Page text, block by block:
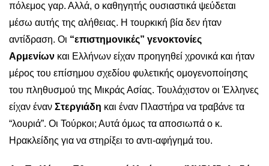
πόλεμος γαρ. Αλλά, ο καθηγητής ουσιαστικά ψεύδεται
μέσω αυτής της αλήθειας. Η τουρκική βία δεν ήταν
αντίδραση. Οι “επιστημονικές” γενοκτονίες
Αρμενίων και Ελλήνων είχαν προηγηθεί χρονικά και ήταν
μέρος του επίσημου σχεδίου φυλετικής ομογενοποίησης
του πληθυσμού της Μικράς Ασίας. Τουλάχιστον οι Έλληνες
είχαν έναν Στεργιάδη και έναν Πλαστήρα να τραβάνε τα
“λουριά”. Οι Τούρκοι; Αυτά όμως τα αποσιωπά ο κ.
Ηρακλείδης για να στηρίξει το αντι-αφήγημά του.